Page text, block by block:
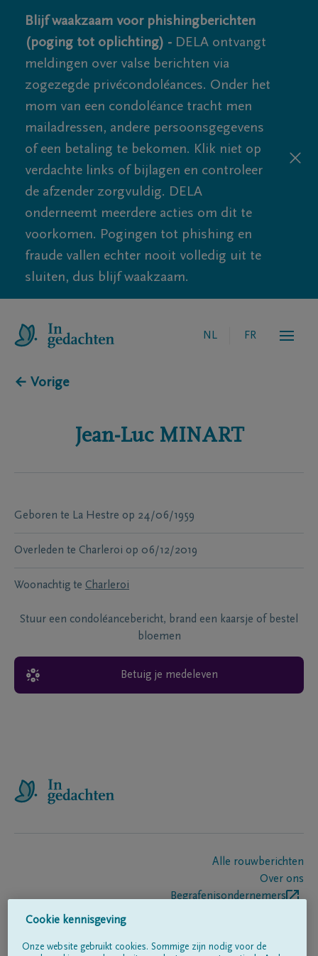
Blijf waakzaam voor phishingberichten
(poging tot oplichting) - DELA ontvangt
meldingen over valse berichten via
zogezegde privécondoléances. Onder het
mom van een condoléance tracht men
mailadressen, andere persoonsgegevens
of een betaling te bekomen. Klik niet op
verdachte links of bijlagen en controleer
de afzender zorgvuldig. DELA
onderneemt meerdere acties om dit te
voorkomen. Pogingen tot phishing en
fraude vallen echter nooit volledig uit te
sluiten, dus blijf waakzaam.
NL FR
← Vorige
Jean-Luc MINART
Geboren te La Hestre op 24/06/1959
Overleden te Charleroi op 06/12/2019
Woonachtig te Charleroi
Stuur een condoléancebericht, brand een kaarsje of bestel
bloemen
Betuig je medeleven
Alle rouwberichten
Over ons
Begrafenisondernemers
Cookie kennisgeving
Onze website gebruikt cookies. Sommige zijn nodig voor de